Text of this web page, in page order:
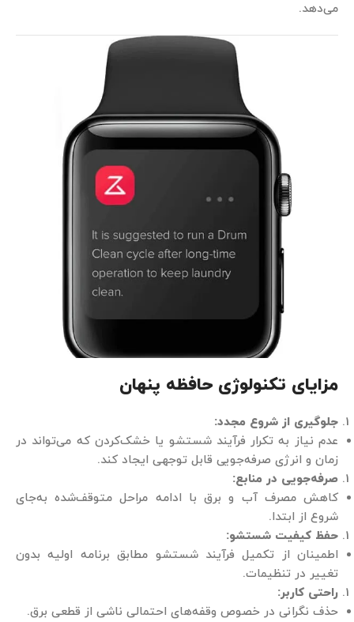
می‌دهد.
مزایای تکنولوژی حافظه پنهان
جلوگیری از شروع مجدد:
عدم نیاز به تکرار فرآیند شستشو یا خشک‌کردن که می‌تواند در
زمان و انرژی صرفه‌جویی قابل توجهی ایجاد کند.
صرفه‌جویی در منابع:
کاهش مصرف آب و برق با ادامه مراحل متوقف‌شده به‌جای
شروع از ابتدا.
حفظ کیفیت شستشو:
اطمینان از تکمیل فرآیند شستشو مطابق برنامه اولیه بدون
تغییر در تنظیمات.
راحتی کاربر:
حذف نگرانی در خصوص وقفه‌های احتمالی ناشی از قطعی برق.